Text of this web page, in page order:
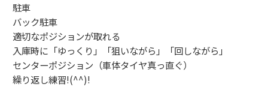
駐車
バック駐車
適切なポジションが取れる
入庫時に「ゆっくり」「狙いながら」「回しながら」
センターポジション（車体タイヤ真っ直ぐ）
繰り返し練習!(^^)!